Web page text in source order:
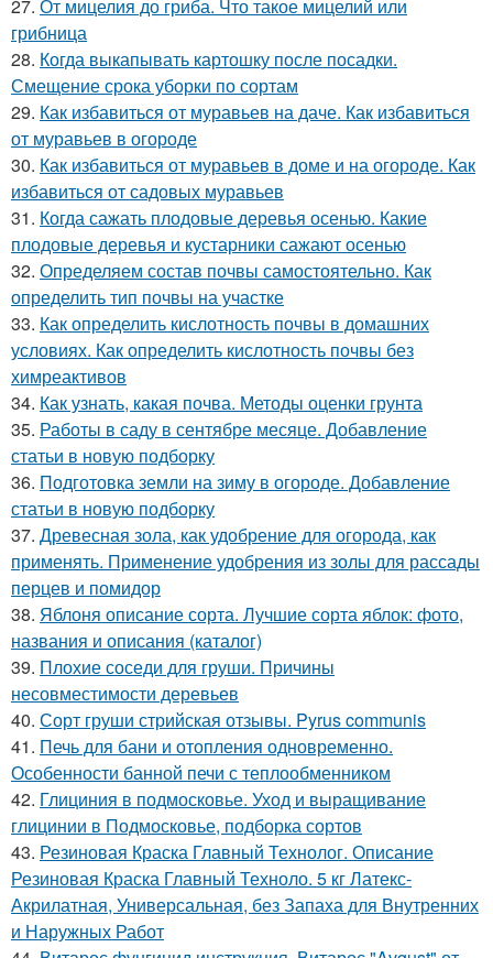
27. От мицелия до гриба. Что такое мицелий или
грибница
28. Когда выкапывать картошку после посадки.
Смещение срока уборки по сортам
29. Как избавиться от муравьев на даче. Как избавиться
от муравьев в огороде
30. Как избавиться от муравьев в доме и на огороде. Как
избавиться от садовых муравьев
31. Когда сажать плодовые деревья осенью. Какие
плодовые деревья и кустарники сажают осенью
32. Определяем состав почвы самостоятельно. Как
определить тип почвы на участке
33. Как определить кислотность почвы в домашних
условиях. Как определить кислотность почвы без
химреактивов
34. Как узнать, какая почва. Методы оценки грунта
35. Работы в саду в сентябре месяце. Добавление
статьи в новую подборку
36. Подготовка земли на зиму в огороде. Добавление
статьи в новую подборку
37. Древесная зола, как удобрение для огорода, как
применять. Применение удобрения из золы для рассады
перцев и помидор
38. Яблоня описание сорта. Лучшие сорта яблок: фото,
названия и описания (каталог)
39. Плохие соседи для груши. Причины
несовместимости деревьев
40. Сорт груши стрийская отзывы. Pyrus communis
41. Печь для бани и отопления одновременно.
Особенности банной печи с теплообменником
42. Глициния в подмосковье. Уход и выращивание
глицинии в Подмосковье, подборка сортов
43. Резиновая Краска Главный Технолог. Описание
Резиновая Краска Главный Техноло. 5 кг Латекс-
Акрилатная, Универсальная, без Запаха для Внутренних
и Наружных Работ